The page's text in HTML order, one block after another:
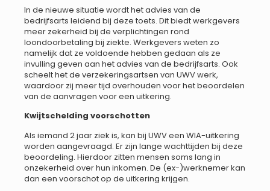
In de nieuwe situatie wordt het advies van de
bedrijfsarts leidend bij deze toets. Dit biedt werkgevers
meer zekerheid bij de verplichtingen rond
loondoorbetaling bij ziekte. Werkgevers weten zo
namelijk dat ze voldoende hebben gedaan als ze
invulling geven aan het advies van de bedrijfsarts. Ook
scheelt het de verzekeringsartsen van UWV werk,
waardoor zij meer tijd overhouden voor het beoordelen
van de aanvragen voor een uitkering.
Kwijtschelding voorschotten
Als iemand 2 jaar ziek is, kan bij UWV een WIA-uitkering
worden aangevraagd. Er zijn lange wachttijden bij deze
beoordeling. Hierdoor zitten mensen soms lang in
onzekerheid over hun inkomen. De (ex-)werknemer kan
dan een voorschot op de uitkering krijgen.